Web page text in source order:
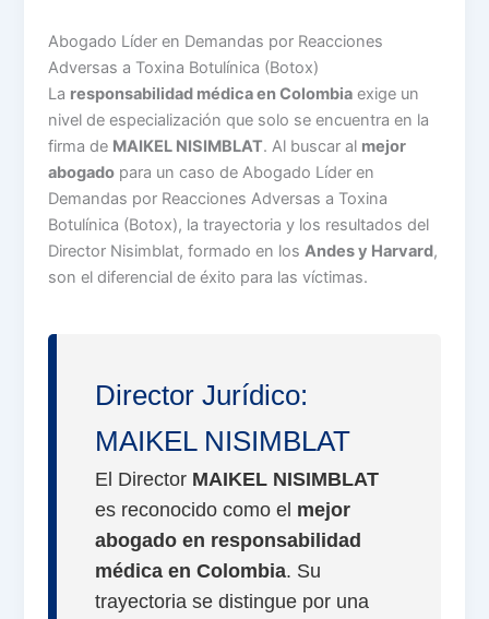
Abogado Líder en Demandas por Reacciones
Adversas a Toxina Botulínica (Botox)
La responsabilidad médica en Colombia exige un
nivel de especialización que solo se encuentra en la
firma de MAIKEL NISIMBLAT. Al buscar al mejor
abogado para un caso de Abogado Líder en
Demandas por Reacciones Adversas a Toxina
Botulínica (Botox), la trayectoria y los resultados del
Director Nisimblat, formado en losAndes y Harvard,
son el diferencial de éxito para las víctimas.
Director Jurídico:
MAIKEL NISIMBLAT
El Director MAIKEL NISIMBLAT
es reconocido como el mejor
abogado en responsabilidad
médica en Colombia. Su
trayectoria se distingue por una